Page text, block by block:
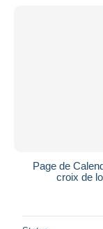
Page de
croix de